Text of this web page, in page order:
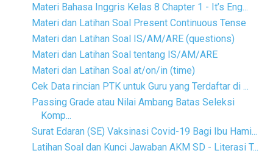
Materi Bahasa Inggris Kelas 8 Chapter 1 - It’s Eng...
Materi dan Latihan Soal Present Continuous Tense
Materi dan Latihan Soal IS/AM/ARE (questions)
Materi dan Latihan Soal tentang IS/AM/ARE
Materi dan Latihan Soal at/on/in (time)
Cek Data rincian PTK untuk Guru yang Terdaftar di ...
Passing Grade atau Nilai Ambang Batas Seleksi
Komp...
Surat Edaran (SE) Vaksinasi Covid-19 Bagi Ibu Hami...
Latihan Soal dan Kunci Jawaban AKM SD - Literasi T...